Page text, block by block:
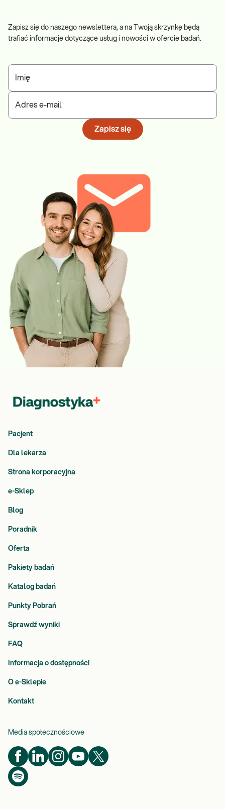
Zapisz się do naszego newslettera, a na Twoją skrzynkę będą
trafiać informacje dotyczące usług i nowości w ofercie badań.
Imię
Adres e-mail
Zapisz się
Pacjent
Dla lekarza
Strona korporacyjna
e-Sklep
Blog
Poradnik
Oferta
Pakiety badań
Katalog badań
Punkty Pobrań
Sprawdź wyniki
FAQ
Informacja o dostępności
O e-Sklepie
Kontakt
Media społecznościowe